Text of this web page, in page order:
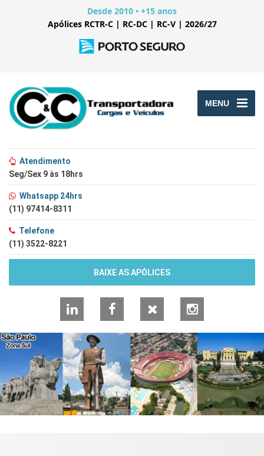
Desde 2010 • +15 anos
Apólices RCTR-C | RC-DC | RC-V | 2026/27
MENU
Atendimento
Seg/Sex 9 às 18hrs
Whatsapp 24hrs
(11) 97414-8311
Telefone
(11) 3522-8221
BAIXE AS APÓLICES
LinkedInFacebook Instagram